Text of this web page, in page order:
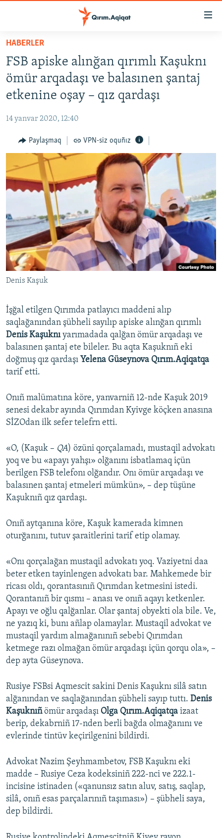
Esas
qaytmaq
Baş
navigatsiyağa
qaytmaq
Qıdıruvğa
qaytmaq
SİYASET
İQTİSADİYAT
MEDENİYET
İNSAN AQLARI
SÜRET
BLOGLAR
FİKİR
Русский
Українською
QOŞULIÑIZ!
RFE/RS bütün saytları
HABERLER
FSB apiske alınğan qırımlı Kaşuknı
ömür arqadaşı ve balasınen şantaj
etkenine oşay – qız qardaşı
14 yanvar 2020, 12:40
Paylaşmaq VPN-siz oquñız
Denis Kaşuk
İşğal etilgen Qırımda patlayıcı maddeni alıp
saqlağanından şübheli sayılıp apiske alınğan qırımlı
Denis Kaşuknıyarımadada qalğan ömür arqadaşı ve
balasınen şantaj ete bileler. Bu aqta Kaşuknıñ eki
doğmuş qız qardaşı Yelena Güseynova Qırım.Aqiqatqa
tarif etti.
Onıñ malümatına köre, yanvarniñ 12-nde Kaşuk 2019
senesi dekabr ayında Qırımdan Kyivge köçken anasına
SİZOdan ilk sefer telefrn etti.
«O, (Kaşuk – QA) özüni qorçalamadı, mustaqil advokatı
yoq ve bu «apayı yahşı» olğanını isbatlamaq içün
berilgen FSB telefonı olğandır. Onı ömür arqadaşı ve
balasınen şantaj etmeleri mümkün», – dep tüşüne
Kaşuknıñ qız qardaşı.
Onıñ aytqanına köre, Kaşuk kamerada kimnen
oturğanını, tutuv şaraitlerini tarif etip olamay.
«Onı qorçalağan mustaqil advokatı yoq. Vaziyetni daa
beter etken tayinlengen advokatı bar. Mahkemede bir
ricası oldı, qorantasınıñ Qırımdan ketmesini istedi.
Qorantanıñ bir qısmı – anası ve onıñ aqayı ketkenler.
Apayı ve oğlu qalğanlar. Olar şantaj obyekti ola bile. Ve,
ne yazıq ki, bunı añlap olamaylar. Mustaqil advokat ve
mustaqil yardım almağanınıñ sebebi Qırımdan
ketmege razı olmağan ömür arqadaşı içün qorqu ola», –
dep ayta Güseynova.
Rusiye FSBsi Aqmescit sakini Denis Kaşuknı silâ satın
alğanından ve saqlağanından şübheli sayıp tuttı. Denis
Kaşuknıñömür arqadaşı Olga Qırım.Aqiqatqa izaat
berip, dekabrniñ 17-nden berli bağda olmağanını ve
evlerinde tintüv keçirilgenini bildirdi.
Advokat Nazim Şeyhmambetov, FSB Kaşuknı eki
madde – Rusiye Ceza kodeksiniñ 222-nci ve 222.1-
incisine istinaden («qanunsız satın aluv, satış, saqlap,
silâ, onıñ esas parçalarınıñ taşıması») – şübheli saya,
dep bildirdi.